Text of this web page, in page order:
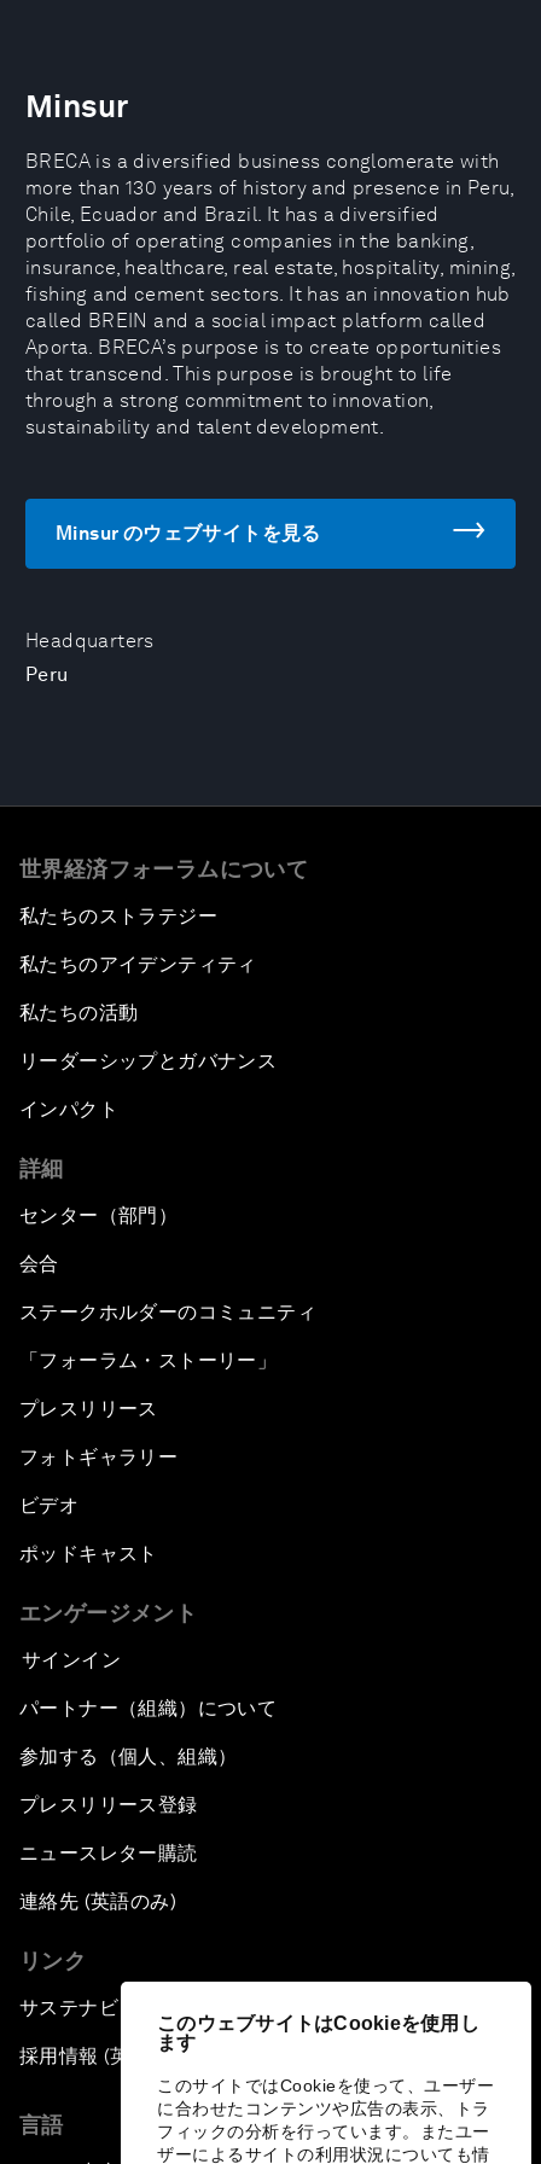
このウェブサイトはCookieを使用し
ます
このサイトではCookieを使って、ユーザー
に合わせたコンテンツや広告の表示、トラ
フィックの分析を行っています。またユー
ザーによるサイトの利用状況についても情
Headquarters
Peru
Minsur
BRECA is a diversified business conglomerate with
more than 130 years of history and presence in Peru,
Chile, Ecuador and Brazil. It has a diversified
portfolio of operating companies in the banking,
insurance, healthcare, real estate, hospitality, mining,
fishing and cement sectors. It has an innovation hub
called BREIN and a social impact platform called
Aporta. BRECA’s purpose is to create opportunities
that transcend. This purpose is brought to life
through a strong commitment to innovation,
sustainability and talent development.
Minsur のウェブサイトを見る
世界経済フォーラムについて
私たちのストラテジー
私たちのアイデンティティ
私たちの活動
リーダーシップとガバナンス
インパクト
詳細
センター（部門）
会合
ステークホルダーのコミュニティ
「フォーラム・ストーリー」
プレスリリース
フォトギャラリー
ビデオ
ポッドキャスト
エンゲージメント
サインイン
パートナー（組織）について
参加する（個人、組織）
プレスリリース登録
ニュースレター購読
連絡先 (英語のみ)
リンク
サステナビリティへの取り組み
採用情報 (英語のみ)
言語